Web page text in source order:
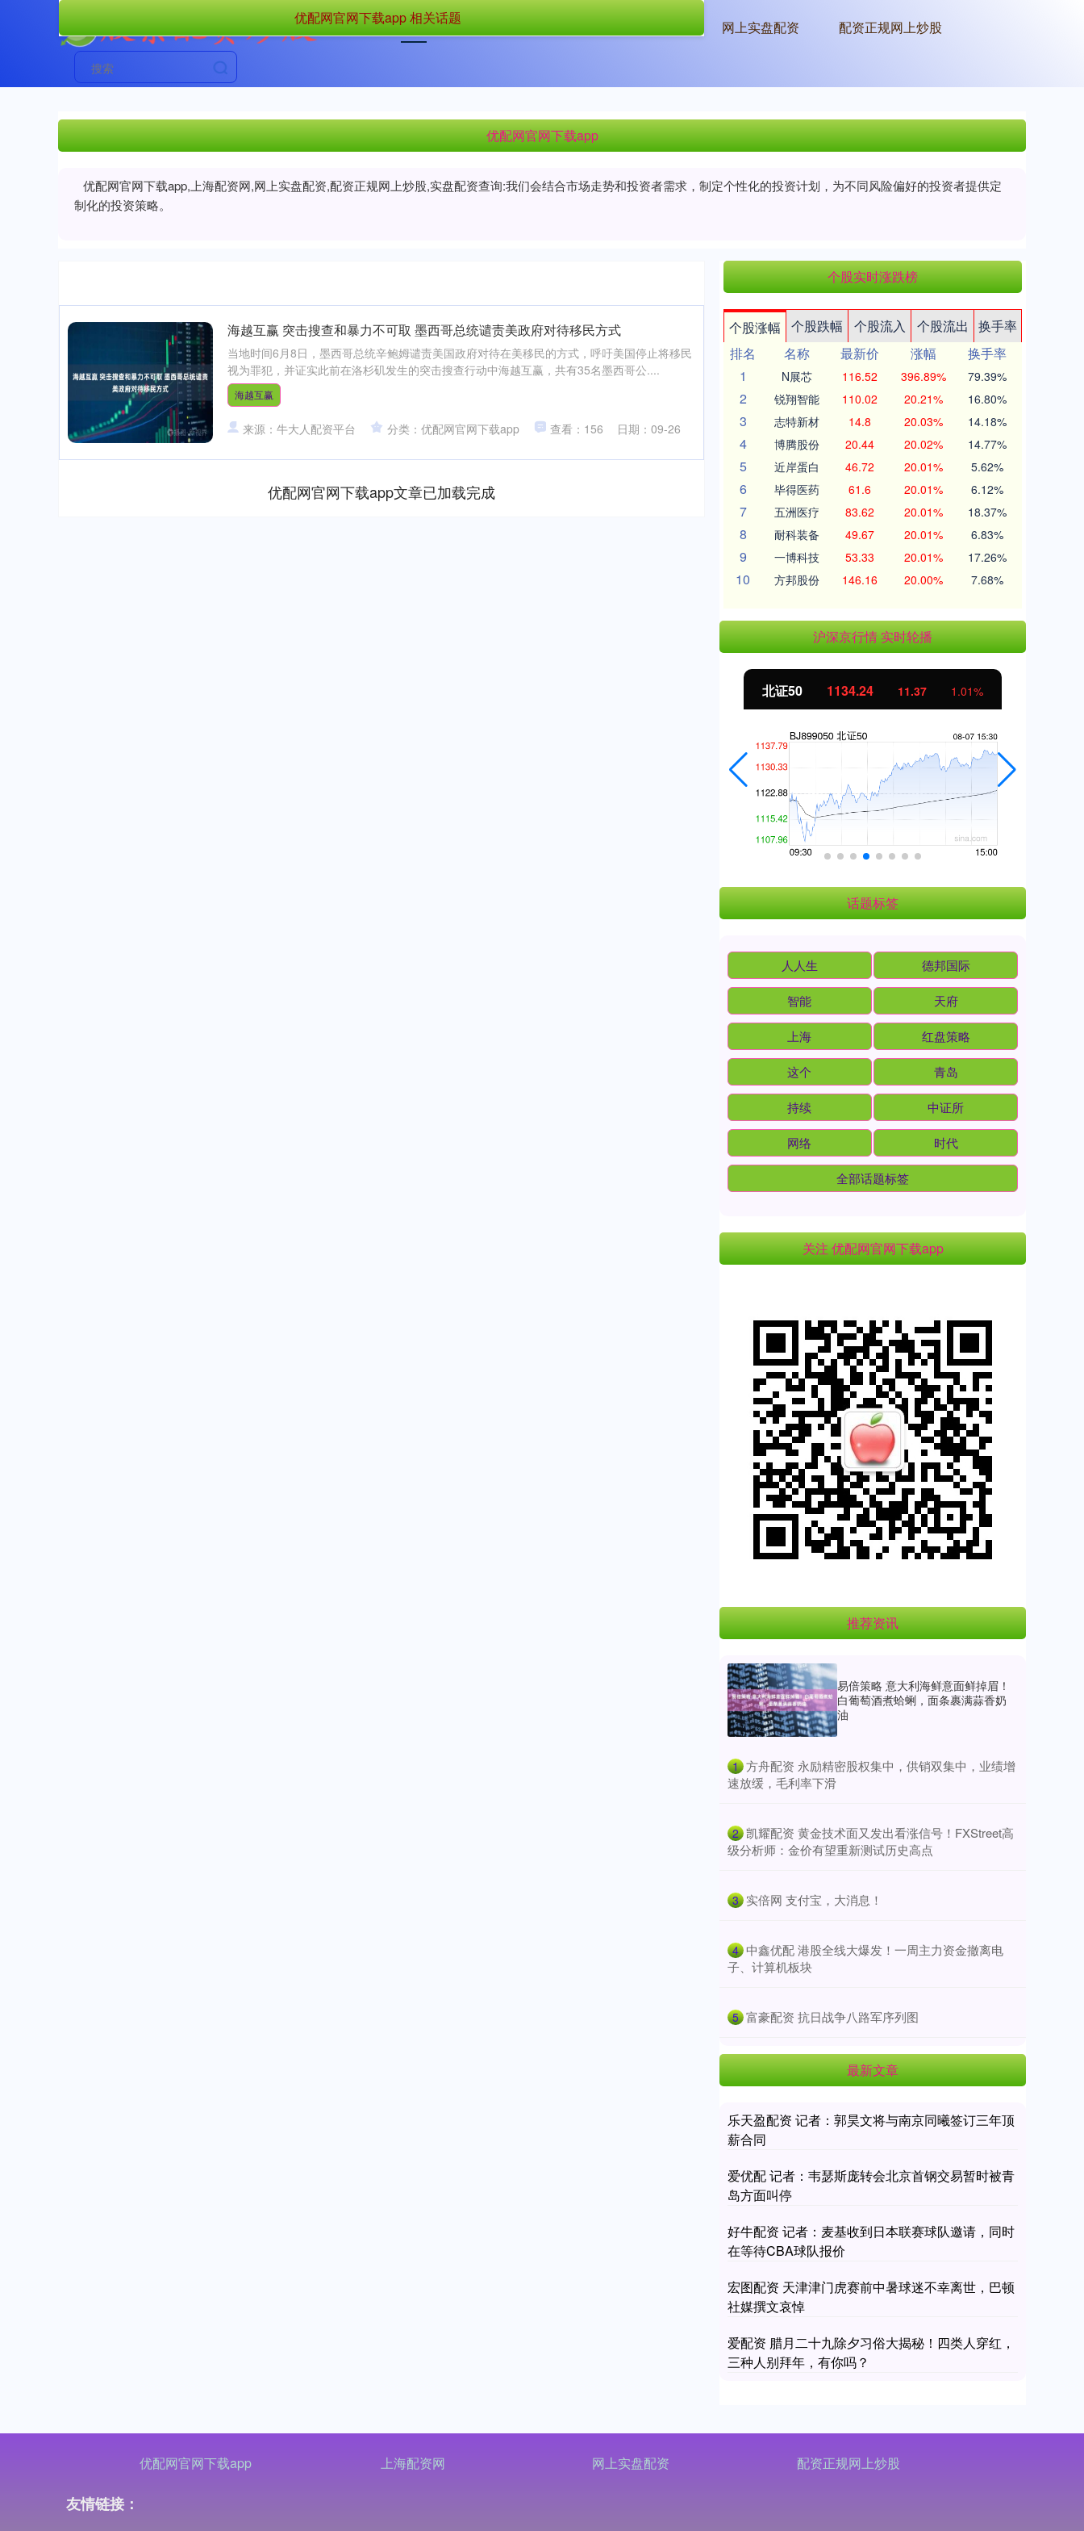
首页 优配网官网下载app 上海配资网 网上实盘配资 配资正规网上炒股
优配网官网下载app
优配网官网下载app,上海配资网,网上实盘配资,配资正规网上炒股,实盘配资查询:我们会结合市场走势和投资者需求，制定个性化的投资计划，为不同风险偏好的投资者提供定
制化的投资策略。
优配网官网下载app 相关话题
海越互赢 突击搜查和暴力不可取 墨西哥总统谴责美政府对待移民方式
当地时间6月8日，墨西哥总统辛鲍姆谴责美国政府对待在美移民的方式，呼吁美国停止将移民
视为罪犯，并证实此前在洛杉矶发生的突击搜查行动中海越互赢，共有35名墨西哥公....
海越互赢
来源：牛大人配资平台 分类：优配网官网下载app 查看：156 日期：09-26
优配网官网下载app文章已加载完成
个股实时涨跌榜
个股涨幅 个股跌幅 个股流入 个股流出
换手率
排名
名称 最新价 涨幅
换手率
1
N展芯 116.52 396.89% 79.39%
2 锐翔智能 110.02 20.21% 16.80%
3 志特新材 14.8 20.03% 14.18%
4 博腾股份 20.44 20.02% 14.77%
5 近岸蛋白 46.72 20.01% 5.62%
6 毕得医药 61.6 20.01% 6.12%
7 五洲医疗 83.62 20.01% 18.37%
8 耐科装备 49.67 20.01% 6.83%
9 一博科技 53.33 20.01% 17.26%
10 方邦股份 146.16 20.00% 7.68%
沪深京行情 实时轮播
北证50 1134.24 11.37 1.01%
话题标签
人人生 德邦国际
智能 天府
上海 红盘策略
这个 青岛
持续 中证所
网络 时代
全部话题标签
关注 优配网官网下载app
推荐资讯
易倍策略 意大利海鲜意面鲜掉眉！
白葡萄酒煮蛤蜊，面条裹满蒜香奶
油
1 ​方舟配资 永励精密股权集中，供销双集中，业绩增
速放缓，毛利率下滑
2 ​凯耀配资 黄金技术面又发出看涨信号！FXStreet高
级分析师：金价有望重新测试历史高点
3 ​实倍网 支付宝，大消息！
4 ​中鑫优配 港股全线大爆发！一周主力资金撤离电
子、计算机板块
5 ​富豪配资 抗日战争八路军序列图
最新文章
乐天盈配资 记者：郭昊文将与南京同曦签订三年顶
薪合同
爱优配 记者：韦瑟斯庞转会北京首钢交易暂时被青
岛方面叫停
好牛配资 记者：麦基收到日本联赛球队邀请，同时
在等待CBA球队报价
宏图配资 天津津门虎赛前中暑球迷不幸离世，巴顿
社媒撰文哀悼
爱配资 腊月二十九除夕习俗大揭秘！四类人穿红，
三种人别拜年，有你吗？
优配网官网下载app 上海配资网 网上实盘配资 配资正规网上炒股
友情链接：